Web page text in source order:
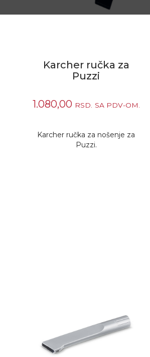
Karcher ručka za
Puzzi
1.080,00 RSD. SA PDV-OM.
Karcher ručka za nošenje za
Puzzi.